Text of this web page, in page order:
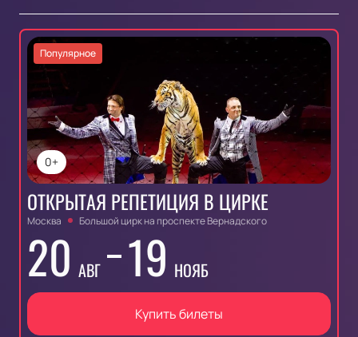
0+
Популярное
ОТКРЫТАЯ РЕПЕТИЦИЯ В ЦИРКЕ
Москва Большой цирк на проспекте Вернадского
20 АВГ 19 НОЯБ
Купить билеты